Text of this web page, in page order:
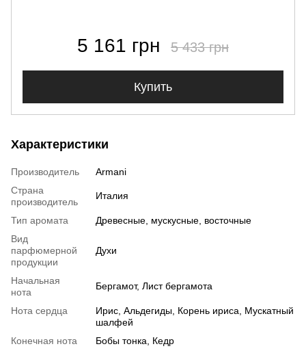
5 161 грн 5 433 грн
Купить
Характеристики
Производитель
Armani
Страна
производитель
Италия
Тип аромата
Древесные, мускусные, восточные
Вид
парфюмерной
продукции
Духи
Начальная
нота
Бергамот, Лист бергамота
Нота сердца
Ирис, Альдегиды, Корень ириса, Мускатный
шалфей
Конечная нота
Бобы тонка, Кедр